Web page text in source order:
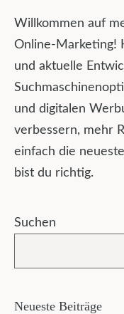
Willkommen auf
Online-Marketing!
und aktuelle
und digitalen
verbessern, mehr
einfach die
bist du richtig.
Suchen
Neueste Beiträge